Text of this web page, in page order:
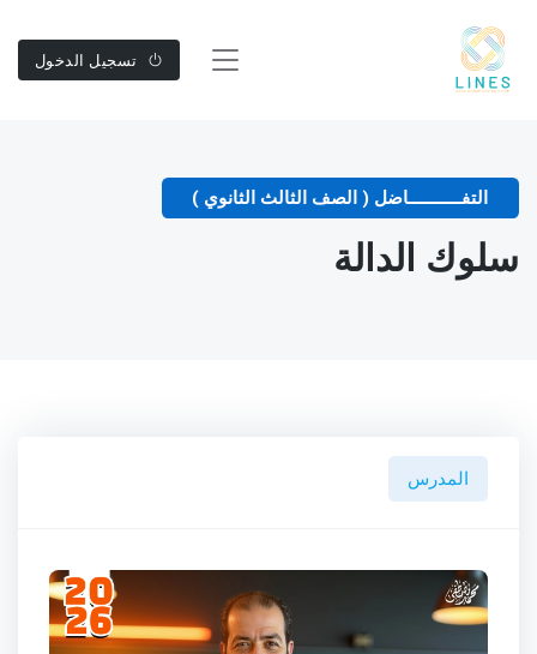
تسجيل الدخول
التفـــــــــــاضل ( الصف الثالث الثانوي )
سلوك الدالة
المدرس